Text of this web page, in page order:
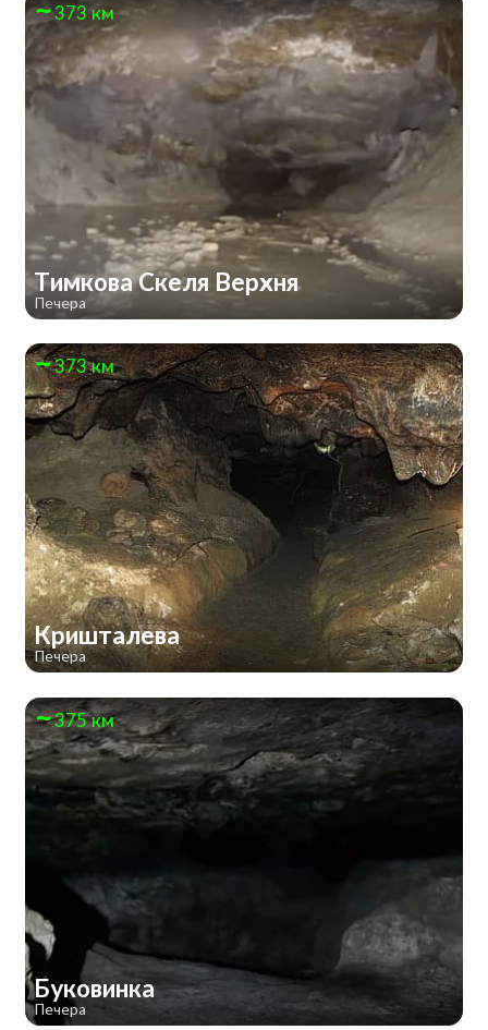
373 км
Тимкова Скеля Верхня
Печера
373 км
Кришталева
Печера
375 км
Буковинка
Печера